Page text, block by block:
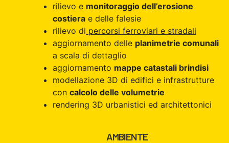
rilievo e monitoraggio dell’erosione
costiera e delle falesie
rilievo di percorsi ferroviari e stradali
aggiornamento delle planimetrie comunali
a scala di dettaglio
aggiornamento mappe catastali brindisi
modellazione 3D di edifici e infrastrutture
con calcolo delle volumetrie
rendering 3D urbanistici ed architettonici
AMBIENTE